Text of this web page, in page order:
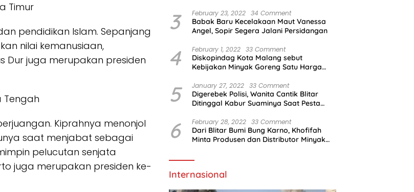
Timur
pendidikan Islam. Sepanjang
nilai kemanusiaan,
Dur juga merupakan presiden
Tengah
Kiprahnya menonjol
saat menjabat sebagai
pelucutan senjata
juga merupakan presiden ke-
3 February 23, 2022 34 Comment
Babak Baru Kecelakaan Maut Vanessa
Angel, Sopir Segera Jalani Persidangan
4 February 1, 2022 33 Comment
Diskopindag Kota Malang sebut
Kebijakan Minyak Goreng Satu Harga
5 January 27, 2022 33 Comment
Digerebek Polisi, Wanita Cantik Blitar
Ditinggal Kabur Suaminya Saat Pesta
6 February 28, 2022 33 Comment
Dari Blitar Bumi Bung Karno, Khofifah
Minta Produsen dan Distributor Minyak
Internasional